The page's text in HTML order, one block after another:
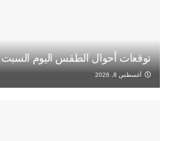
توقعات أحوال الطقس اليوم السبت
أغسطس 8, 2026